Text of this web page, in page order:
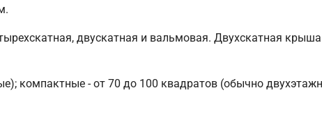
двускатная и вальмовая. Двухскатная
компактные - от 70 до 100 квадратов (обычно